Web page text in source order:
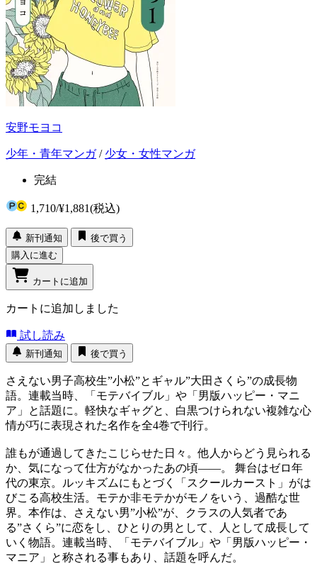
安野モヨコ
少年・青年マンガ/ 少女・女性マンガ
完結
1,710/¥1,881(税込)
新刊通知
後で買う
購入に進む
カートに追加
カートに追加しました
試し読み
新刊通知 後で買う
さえない男子高校生”小松”とギャル”大田さくら”の成長物
語。連載当時、「モテバイブル」や「男版ハッピー・マニ
ア」と話題に。軽快なギャグと、白黒つけられない複雑な心
情が巧に表現された名作を全4巻で刊行。
誰もが通過してきたこじらせた日々。他人からどう見られる
か、気になって仕方がなかったあの頃――。 舞台はゼロ年
代の東京。ルッキズムにもとづく「スクールカースト」がは
びこる高校生活。モテか非モテかがモノをいう、過酷な世
界。本作は、さえない男”小松”が、クラスの人気者であ
る”さくら”に恋をし、ひとりの男として、人として成長して
いく物語。連載当時、「モテバイブル」や「男版ハッピー・
マニア」と称される事もあり、話題を呼んだ。